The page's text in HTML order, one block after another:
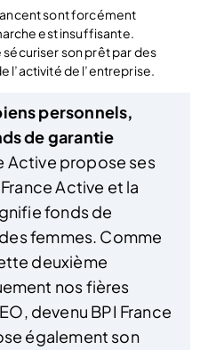
sont forcément
est insuffisante.
son prêt par des
l’activité de l’entreprise.
personnels,
de garantie
Active propose ses
Active et la
fonds de
femmes. Comme
deuxième
nos fières
devenu BPI France
également son